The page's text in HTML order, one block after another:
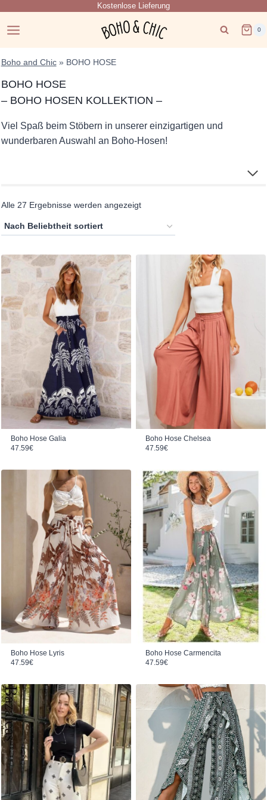
springen
Kostenlose Lieferung
0
Boho and Chic» BOHO HOSE
BOHO HOSE
– BOHO HOSEN KOLLEKTION –
Viel Spaß beim Stöbern in unserer einzigartigen und
wunderbaren Auswahl an Boho-Hosen!
Alle 27 Ergebnisse werden angezeigtNach
Boho Hose Galia
47.59€
Boho Hose Chelsea
47.59€
Boho Hose Lyris
47.59€
Boho Hose Carmencita
47.59€